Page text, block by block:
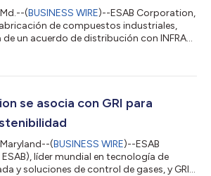
(BUSINESS WIRE)--ESAB Corporation,
de compuestos industriales,
un acuerdo de distribución con INFRA
de México. Fundado en 1919, INFRA
máquinas de soldar y una diversa gama
se asocia con GRI para
Maryland--(BUSINESS WIRE)--ESAB
líder mundial en tecnología de
y soluciones de control de gases, y GRI